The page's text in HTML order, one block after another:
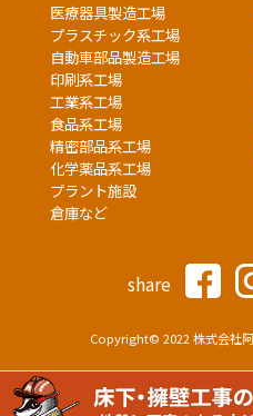
医療器具製造工場
プラスチック系工場
自動車部品製造工場
印刷系工場
工業系工場
食品系工場
精密部品系工場
化学薬品系工場
プラント施設
倉庫など
share
Copyright© 2022 株式会社